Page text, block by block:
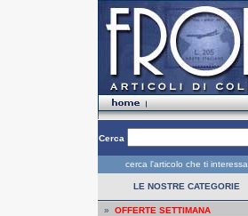
Cerca
cerca l'articolo che ti interessa
LE NOSTRE CATEGORIE
» OFFERTE SETTIMANA